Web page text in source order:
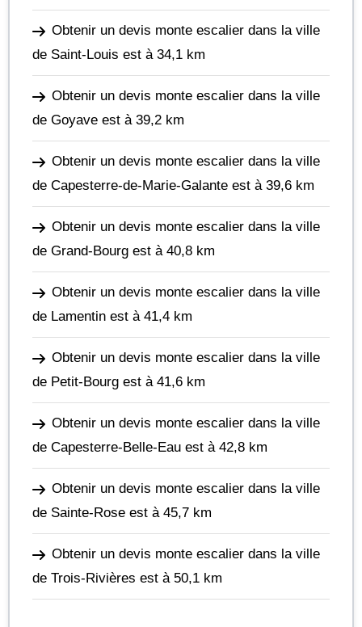
Obtenir un devis monte escalier dans la ville
de Saint-Louis est à 34,1 km
Obtenir un devis monte escalier dans la ville
de Goyave est à 39,2 km
Obtenir un devis monte escalier dans la ville
de Capesterre-de-Marie-Galante est à 39,6 km
Obtenir un devis monte escalier dans la ville
de Grand-Bourg est à 40,8 km
Obtenir un devis monte escalier dans la ville
de Lamentin est à 41,4 km
Obtenir un devis monte escalier dans la ville
de Petit-Bourg est à 41,6 km
Obtenir un devis monte escalier dans la ville
de Capesterre-Belle-Eau est à 42,8 km
Obtenir un devis monte escalier dans la ville
de Sainte-Rose est à 45,7 km
Obtenir un devis monte escalier dans la ville
de Trois-Rivières est à 50,1 km